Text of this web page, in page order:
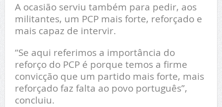
A ocasião serviu também para pedir, aos
militantes, um PCP mais forte, reforçado e
mais capaz de intervir.
“Se aqui referimos a importância do
reforço do PCP é porque temos a firme
convicção que um partido mais forte, mais
reforçado faz falta ao povo português”,
concluiu.